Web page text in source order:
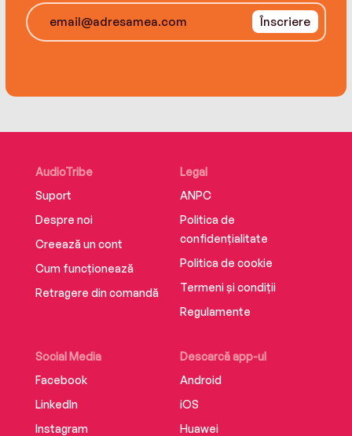
Înscriere
AudioTribe
Suport
Despre noi
Creează un cont
Cum funcționează
Retragere din comandă
Social Media
Facebook
LinkedIn
Instagram
Descarcă app-ul
Android
iOS
Huawei
Legal
ANPC
Politica de
confidențialitate
Politica de cookie
Termeni și condiții
Regulamente